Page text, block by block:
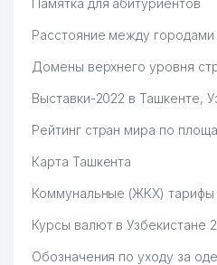
Памятка для абитуриентов
Расстояние между городами
Домены верхнего уровня
Выставки-2022 в Ташкенте,
Рейтинг стран мира по
Карта Ташкента
Коммунальные (ЖКХ) тарифы
Курсы валют в Узбекистане
Обозначения по уходу за